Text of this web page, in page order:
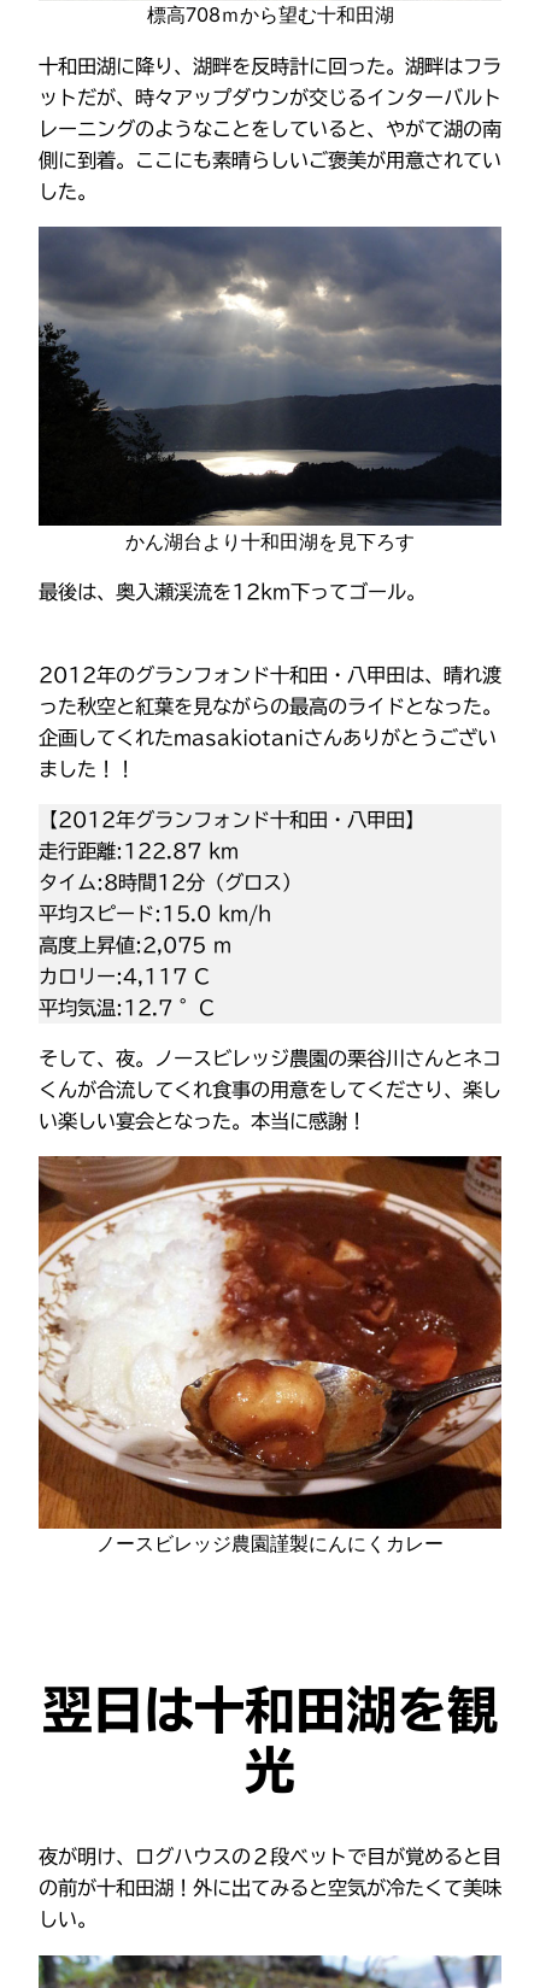
標高708ｍから望む十和田湖
十和田湖に降り、湖畔を反時計に回った。湖畔はフラ
ットだが、時々アップダウンが交じるインターバルト
レーニングのようなことをしていると、やがて湖の南
側に到着。ここにも素晴らしいご褒美が用意されてい
した。
かん湖台より十和田湖を見下ろす
最後は、奥入瀬渓流を12km下ってゴール。
2012年のグランフォンド十和田・八甲田は、晴れ渡
った秋空と紅葉を見ながらの最高のライドとなった。
企画してくれたmasakiotaniさんありがとうござい
ました！！
【2012年グランフォンド十和田・八甲田】
走行距離:122.87 km
タイム:8時間12分（グロス）
平均スピード:15.0 km/h
高度上昇値:2,075 m
カロリー:4,117 C
平均気温:12.7 °C
そして、夜。ノースビレッジ農園の栗谷川さんとネコ
くんが合流してくれ食事の用意をしてくださり、楽し
い楽しい宴会となった。本当に感謝！
ノースビレッジ農園謹製にんにくカレー
翌日は十和田湖を観
光
夜が明け、ログハウスの２段ベットで目が覚めると目
の前が十和田湖！外に出てみると空気が冷たくて美味
しい。